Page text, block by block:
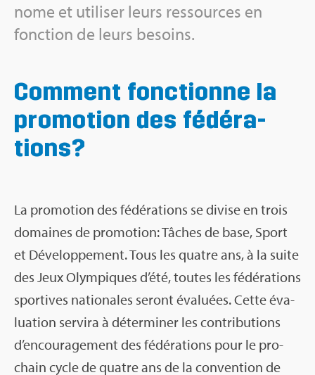
nome et uti­li­ser leurs res­sources en
fonc­tion de leurs besoins.
Com­ment fonc­tionne la
pro­mo­tion des fédé­ra­
tions?
La pro­mo­tion des fédé­ra­tions se divise en trois
domaines de pro­mo­tion: Tâches de base, Sport
et Déve­lop­pe­ment. Tous les quatre ans, à la suite
des Jeux Olym­piques d’été, toutes les fédé­ra­tions
spor­tives natio­nales seront éva­luées. Cette éva­
lua­tion ser­vira à déter­mi­ner les contri­bu­tions
d’en­cou­ra­ge­ment des fédé­ra­tions pour le pro­
chain cycle de quatre ans de la conven­tion de